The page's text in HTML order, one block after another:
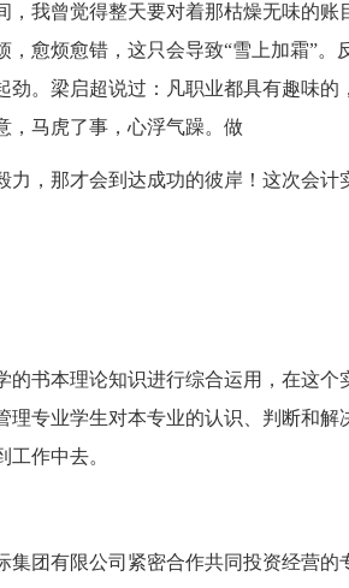
曾觉得整天要对着那枯燥无味的账
愈烦愈错，这只会导致“雪上加霜”。
劲。梁启超说过：凡职业都具有趣味的
，马虎了事，心浮气躁。做
，那才会到达成功的彼岸！这次会计
书本理论知识进行综合运用，在这个
专业学生对本专业的认识、判断和解
作中去。
团有限公司紧密合作共同投资经营的